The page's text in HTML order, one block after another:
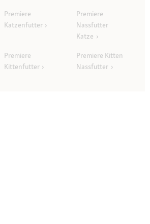
Premiere
Katzenfutter
Premiere
Nassfutter
Katze
Premiere
Kittenfutter
Premiere Kitten
Nassfutter